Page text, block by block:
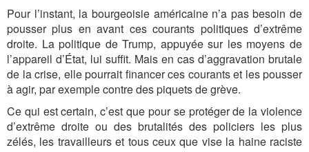
Pour l’instant, la bourgeoisie américaine n’a pas besoin de
pousser plus en avant ces courants politiques d’extrême
droite. La politique de Trump, appuyée sur les moyens de
l’appareil d’État, lui suffit. Mais en cas d’aggravation brutale
de la crise, elle pourrait financer ces courants et les pousser
à agir, par exemple contre des piquets de grève.
Ce qui est certain, c’est que pour se protéger de la violence
d’extrême droite ou des brutalités des policiers les plus
zélés, les travailleurs et tous ceux que vise la haine raciste